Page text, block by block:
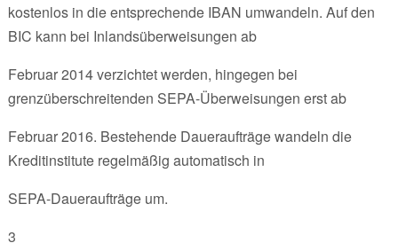
kostenlos in die entsprechende IBAN umwandeln. Auf den
BIC kann bei Inlandsüberweisungen ab
Februar 2014 verzichtet werden, hingegen bei
grenzüberschreitenden SEPA-Überweisungen erst ab
Februar 2016. Bestehende Daueraufträge wandeln die
Kreditinstitute regelmäßig automatisch in
SEPA-Daueraufträge um.
3